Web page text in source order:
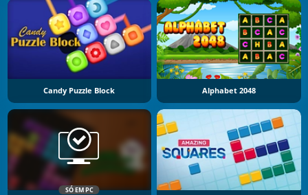
Candy Puzzle Block Alphabet 2048
SÓ EM PC